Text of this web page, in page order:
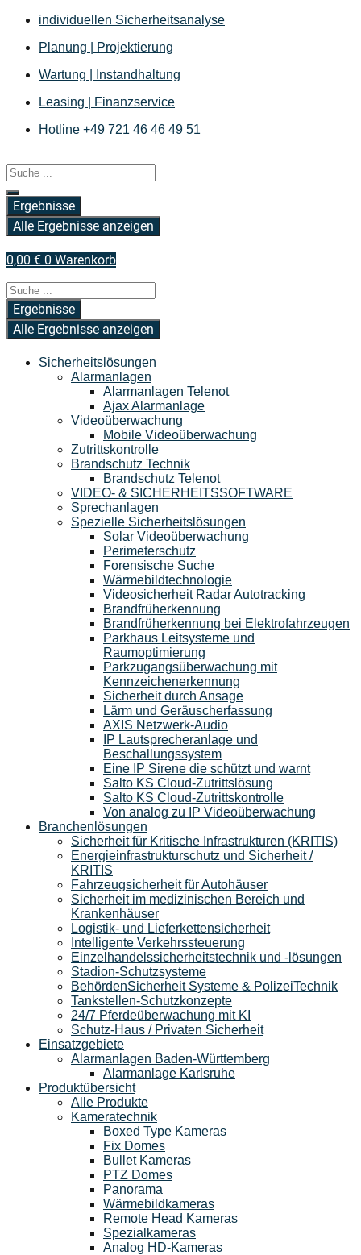
Zum
springen
individuellen Sicherheitsanalyse
Planung | Projektierung
Wartung | Instandhaltung
Leasing | Finanzservice
Hotline +49 721 46 46 49 51
Search
...
Ergebnisse
Alle Ergebnisse anzeigen
0,00 € 0 Warenkorb
Search
...Ergebnisse
Alle Ergebnisse anzeigen
Sicherheitslösungen
Alarmanlagen
Alarmanlagen Telenot
Ajax Alarmanlage
Videoüberwachung
Mobile Videoüberwachung
Zutrittskontrolle
Brandschutz Technik
Brandschutz Telenot
VIDEO- & SICHERHEITSSOFTWARE
Sprechanlagen
Spezielle Sicherheitslösungen
Solar Videoüberwachung
Perimeterschutz
Forensische Suche
Wärmebildtechnologie
Videosicherheit Radar Autotracking​
Brandfrüherkennung
Brandfrüherkennung bei Elektrofahrzeugen
Parkhaus Leitsysteme und
Raumoptimierung
Parkzugangsüberwachung mit
Kennzeichenerkennung
Sicherheit durch Ansage
Lärm und Geräuscherfassung
AXIS Netzwerk-Audio
IP Lautsprecheranlage und
Beschallungssystem
Eine IP Sirene die schützt und warnt
Salto KS Cloud-Zutrittslösung
Salto KS Cloud-Zutrittskontrolle
Von analog zu IP Videoüberwachung
Branchenlösungen
Sicherheit für Kritische Infrastrukturen (KRITIS)
Energieinfrastrukturschutz und Sicherheit /
KRITIS
Fahrzeugsicherheit für Autohäuser
Sicherheit im medizinischen Bereich und
Krankenhäuser
Logistik- und Lieferkettensicherheit
Intelligente Verkehrssteuerung
Einzelhandelssicherheitstechnik und -lösungen
Stadion-Schutzsysteme
BehördenSicherheit Systeme & PolizeiTechnik
Tankstellen-Schutzkonzepte​
24/7 Pferdeüberwachung mit KI
Schutz-Haus / Privaten Sicherheit
Einsatzgebiete
Alarmanlagen Baden-Württemberg
Alarmanlage Karlsruhe
Produktübersicht
Alle Produkte
Kameratechnik
Boxed Type Kameras
Fix Domes
Bullet Kameras
PTZ Domes
Panorama
Wärmebildkameras
Remote Head Kameras
Spezialkameras
Analog HD-Kameras